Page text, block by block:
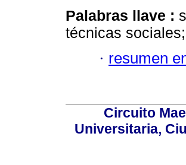
Palabras llave :
técnicas
· resumen
Circuito
Universitaria,